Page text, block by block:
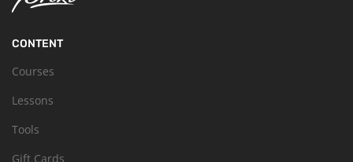
CONTENT
Courses
Lessons
Tools
Gift Cards